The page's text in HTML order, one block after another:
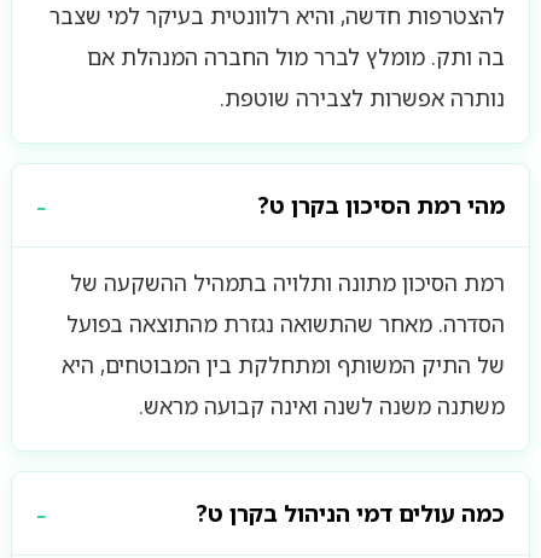
להצטרפות חדשה, והיא רלוונטית בעיקר למי שצבר
בה ותק. מומלץ לברר מול החברה המנהלת אם
נותרה אפשרות לצבירה שוטפת.
מהי רמת הסיכון בקרן ט?
רמת הסיכון מתונה ותלויה בתמהיל ההשקעה של
הסדרה. מאחר שהתשואה נגזרת מהתוצאה בפועל
של התיק המשותף ומתחלקת בין המבוטחים, היא
משתנה משנה לשנה ואינה קבועה מראש.
כמה עולים דמי הניהול בקרן ט?